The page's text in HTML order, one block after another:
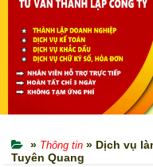
» Thông tin » Dịch vụ
Tuyên Quang